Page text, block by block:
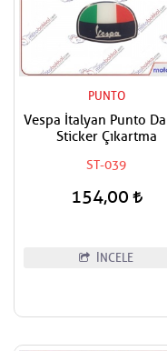
PUNTO
Vespa İtalyan Punto
Sticker Çıkartma
ST-039
154,00
İNCELE